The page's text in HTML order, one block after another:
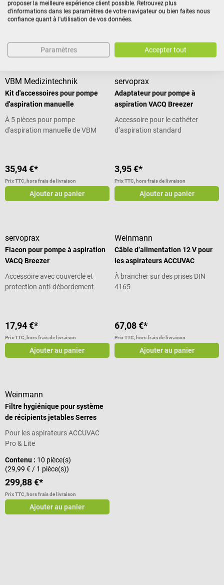
DDS
28,74 €*
Prix TTC, hors frais de livraison
3,11 €*
VBM Medizintechnik
Kit d'accessoires pour pompe
d'aspiration manuelle
À 5 pièces pour pompe
d'aspiration manuelle de VBM
35,94 €*
Prix TTC, hors frais de livraison
Ajouter au panier
servoprax
Adaptateur pour pompe à
aspiration VACQ Breezer
Accessoire pour le cathéter
d’aspiration standard
3,95 €*
Prix TTC, hors frais de livraison
Ajouter au panier
servoprax
Flacon pour pompe à aspiration
VACQ Breezer
Accessoire avec couvercle et
protection anti-débordement
17,94 €*
Prix TTC, hors frais de livraison
Ajouter au panier
Weinmann
Câble d’alimentation 12 V pour
les aspirateurs ACCUVAC
À brancher sur des prises DIN
4165
67,08 €*
Prix TTC, hors frais de livraison
Ajouter au panier
Weinmann
Filtre hygiénique pour système
de récipients jetables Serres
Pour les aspirateurs ACCUVAC
Pro & Lite
Contenu : 10 pièce(s)
(29,99 € / 1 pièce(s))
299,88 €*
Prix TTC, hors frais de livraison
Ajouter au panier
proposer la meilleure expérience client possible. Retrouvez plus
d'informations dans les paramètres de votre navigateur ou bien faites nous
confiance quant à l'utilisation de vos données.
Paramètres Accepter tout